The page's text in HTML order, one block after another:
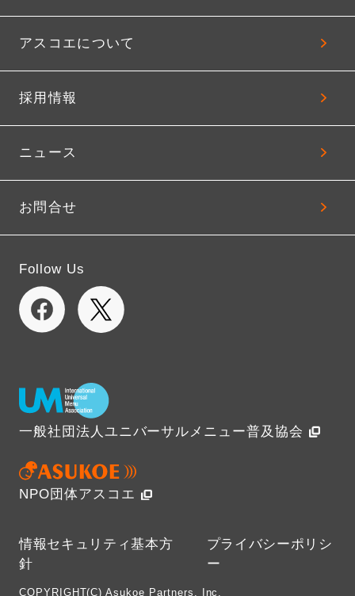
アスコエについて
採用情報
ニュース
お問合せ
Follow Us
一般社団法人ユニバーサルメニュー普及協会
NPO団体アスコエ
COPYRIGHT(C) Asukoe Partners, Inc.
情報セキュリティ基本方
針
プライバシーポリシ
ー